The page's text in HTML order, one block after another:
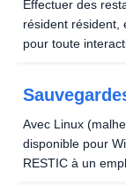
Effectuer des
résident résident,
pour toute
sur un
Avec Linux
disponible pour
RESTIC à un